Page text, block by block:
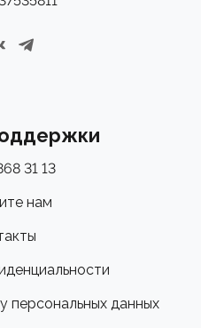
31 13
нам
персональных данных